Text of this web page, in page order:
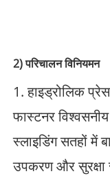
2) परिचालन विनियमन
1. हाइड्रोलिक
फास्टनर
स्लाइडिंग सतहों में
उपकरण और सुरक्षा